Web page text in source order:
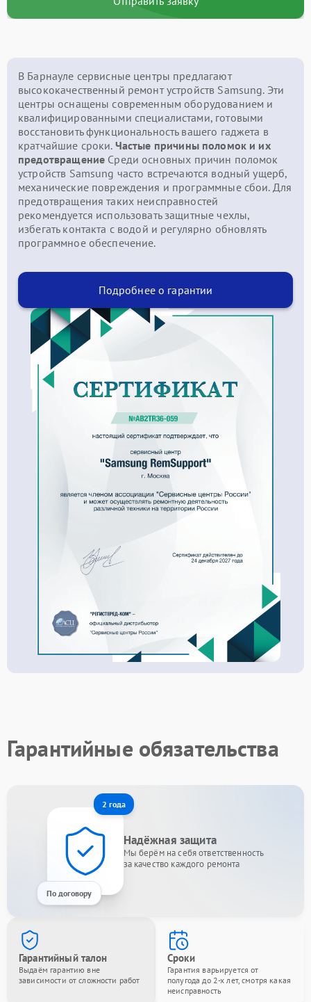
В Барнауле сервисные центры предлагают
высококачественный ремонт устройств Samsung. Эти
центры оснащены современным оборудованием и
квалифицированными специалистами, готовыми
восстановить функциональность вашего гаджета в
кратчайшие сроки. Частые причины поломок и их
предотвращение Среди основных причин поломок
устройств Samsung часто встречаются водный ущерб,
механические повреждения и программные сбои. Для
предотвращения таких неисправностей
рекомендуется использовать защитные чехлы,
избегать контакта с водой и регулярно обновлять
программное обеспечение.
Подробнее о гарантии
Гарантийные обязательства
2 года
По договору
Надёжная защита
Мы берём на себя ответственность
за качество каждого ремонта
Гарантийный талон
Выдаём гарантию вне
зависимости от сложности работ
Сроки
Гарантия варьируется от
полугода до 2-х лет, смотря какая
неисправность